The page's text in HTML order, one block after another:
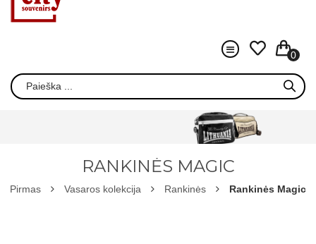
0
RANKINĖS MAGIC
Pirmas Vasaros kolekcija Rankinės Rankinės Magic